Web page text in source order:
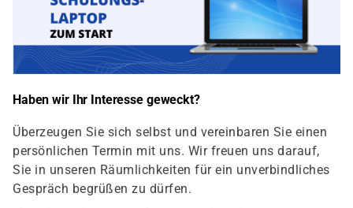
Haben wir Ihr Interesse geweckt?
Überzeugen Sie sich selbst und vereinbaren Sie einen
persönlichen Termin mit uns. Wir freuen uns darauf,
Sie in unseren Räumlichkeiten für ein unverbindliches
Gespräch begrüßen zu dürfen.